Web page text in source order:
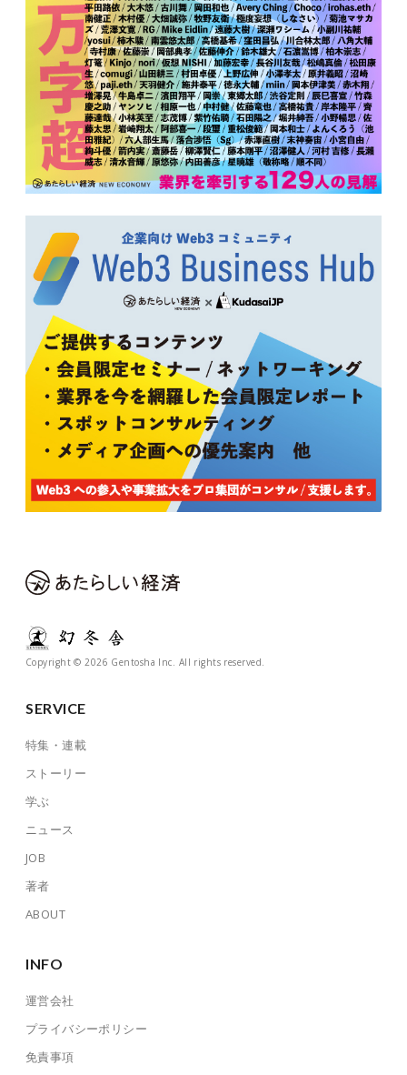
Copyright © 2026 Gentosha Inc. All rights reserved.
SERVICE
特集・連載
ストーリー
学ぶ
ニュース
JOB
著者
ABOUT
INFO
運営会社
プライバシーポリシー
免責事項